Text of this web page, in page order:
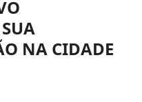
NA CIDADE